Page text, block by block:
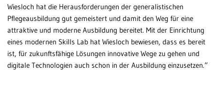
Wiesloch hat die Herausforderungen der generalistischen
Pflegeausbildung gut gemeistert und damit den Weg für eine
attraktive und moderne Ausbildung bereitet. Mit der Einrichtung
eines modernen Skills Lab hat Wiesloch bewiesen, dass es bereit
ist, für zukunftsfähige Lösungen innovative Wege zu gehen und
digitale Technologien auch schon in der Ausbildung einzusetzen.“